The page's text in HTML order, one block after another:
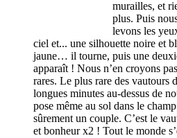
murailles, et
plus. Puis
levons les
ciel et... une silhouette noire et
jaune… il tourne, puis une
apparaît ! Nous n’en croyons
rares. Le plus rare des vautours
longues minutes au-dessus de
pose même au sol dans le
sûrement un couple. C’est le
et bonheur x2 ! Tout le monde